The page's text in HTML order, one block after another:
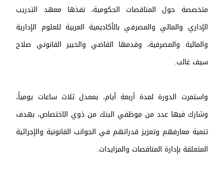
متخصصة حول المناقصات الحكومية، نفذها معهد التدريب
الإداري والمالي والمصرفي بالأكاديمية العربية للعلوم الإدارية
والمالية والمصرفية، وقدمها القاضي والخبير القانوني صلاح
سيف غالب.
واستمرت الدورة لمدة أربعة أيام، بمعدل ثلاث ساعات يومياً،
وشارك فيها عدد من موظفي البنك من ذوي الاختصاص، بهدف
تنمية معارفهم وتعزيز قدراتهم في الجوانب القانونية والإجرائية
المتعلقة بإدارة المناقصات والمزايدات.